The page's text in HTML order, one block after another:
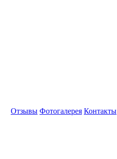
Отзывы Фотогалерея Контакты